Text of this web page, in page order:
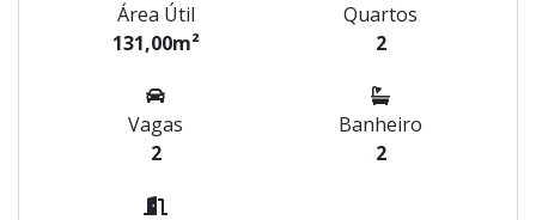
Área Útil
131,00m²
Quartos
2
Vagas
2
Banheiro
2